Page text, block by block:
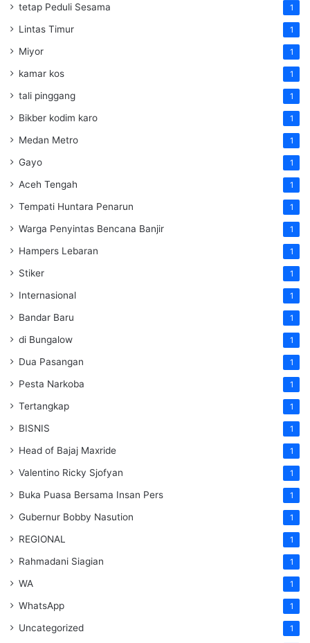
tetap Peduli Sesama 1
Lintas Timur 1
Miyor 1
kamar kos 1
tali pinggang 1
Bikber kodim karo 1
Medan Metro 1
Gayo 1
Aceh Tengah 1
Tempati Huntara Penarun 1
Warga Penyintas Bencana Banjir 1
Hampers Lebaran 1
Stiker 1
Internasional 1
Bandar Baru 1
di Bungalow 1
Dua Pasangan 1
Pesta Narkoba 1
Tertangkap 1
BISNIS 1
Head of Bajaj Maxride 1
Valentino Ricky Sjofyan 1
Buka Puasa Bersama Insan Pers 1
Gubernur Bobby Nasution 1
REGIONAL 1
Rahmadani Siagian 1
WA 1
WhatsApp 1
Uncategorized 1